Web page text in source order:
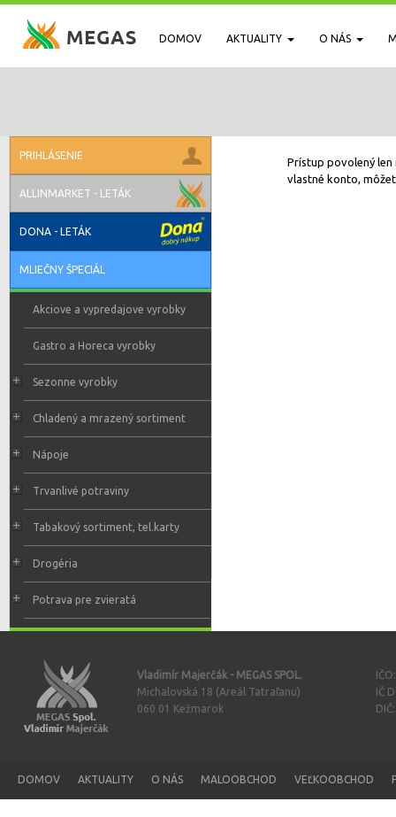
DOMOV AKTUALITY O NÁS
PRIHLÁSENIE
ALLINMARKET - LETÁK
DONA - LETÁK
MLIEČNY ŠPECIÁL
Akciove a vypredajove vyrobky
Gastro a Horeca vyrobky
Sezonne vyrobky
Chladený a mrazený sortiment
Nápoje
Trvanlivé potraviny
Tabakový sortiment, tel.karty
Drogéria
Potrava pre zvieratá
Prístup povolený len
vlastné konto,
Vladimír Majerčák - MEGAS SPOL.
Michalovská 18 (Areál Tatraľanu)
060 01 Kežmarok
IČ
DOMOV AKTUALITY O NÁS MALOOBCHOD VEĽKOOBCHOD